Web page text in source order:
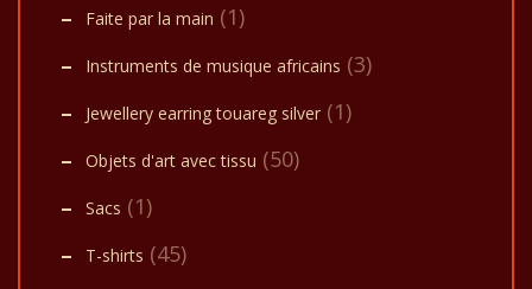
Faite par la main (1)
Instruments de musique africains (3)
Jewellery earring touareg silver (1)
Objets d'art avec tissu (50)
Sacs (1)
T-shirts (45)